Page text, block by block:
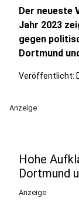
Der neueste
Jahr 2023
gegen
Dortmund
Veröffentlicht:
Anzeige
Hohe
Dortmund
Anzeige